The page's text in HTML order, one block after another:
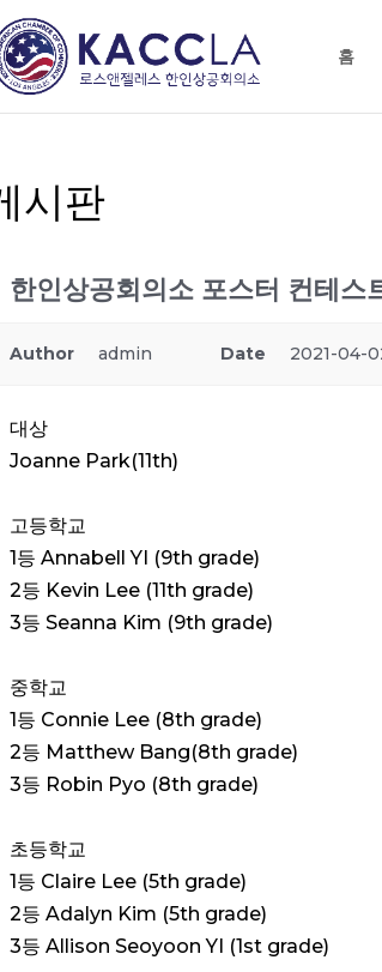
홈
시판
한인상공회의소 포스터 컨테스
Author admin Date 2021-04-
대상
Joanne Park(11th)
고등학교
1등 Annabell YI (9th grade)
2등 Kevin Lee (11th grade)
3등 Seanna Kim (9th grade)
중학교
1등 Connie Lee (8th grade)
2등 Matthew Bang(8th grade)
3등 Robin Pyo (8th grade)
초등학교
1등 Claire Lee (5th grade)
2등 Adalyn Kim (5th grade)
3등 Allison Seoyoon YI (1st grade)